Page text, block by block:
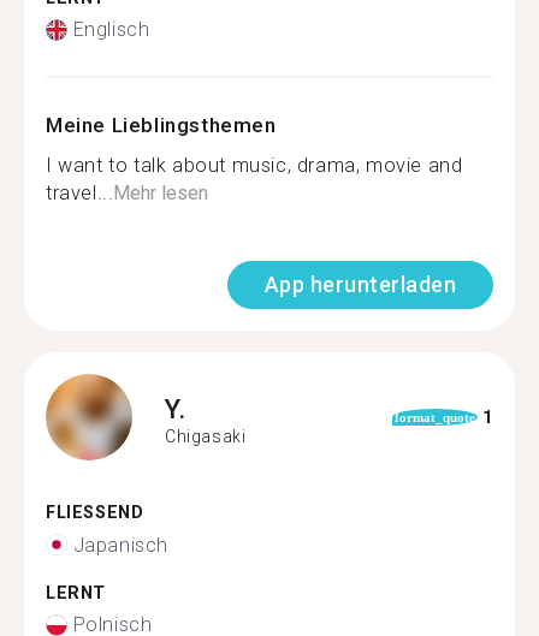
Englisch
Meine Lieblingsthemen
I want to talk about music, drama, movie and
travel...Mehr lesen
App herunterladen
Y.
Chigasaki
format_quote 1
FLIESSEND
Japanisch
LERNT
Polnisch